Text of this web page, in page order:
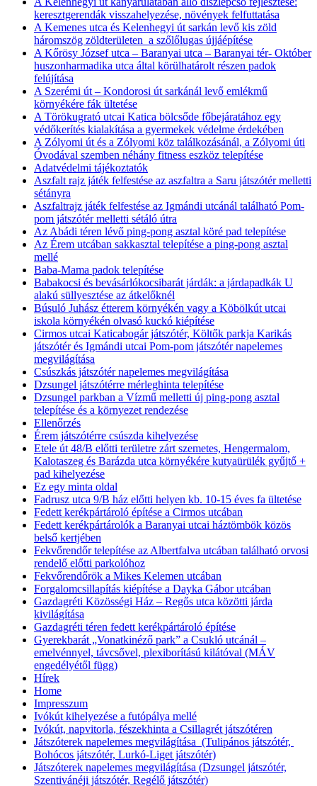
keresztgerendák visszahelyezése, növények felfuttatása
A Kemenes utca és Kelenhegyi út sarkán levő kis zöld
háromszög zöldterületen a szőlőlugas újjáépítése
A Kőrösy József utca – Baranyai utca – Baranyai tér- Október
huszonharmadika utca által körülhatárolt részen padok
felújítása
A Szerémi út – Kondorosi út sarkánál levő emlékmű
környékére fák ültetése
A Törökugrató utcai Katica bölcsőde főbejáratához egy
védőkerítés kialakítása a gyermekek védelme érdekében
A Zólyomi út és a Zólyomi köz találkozásánál, a Zólyomi úti
Óvodával szemben néhány fitness eszköz telepítése
Adatvédelmi tájékoztatók
Aszfalt rajz játék felfestése az aszfaltra a Saru játszótér melletti
sétányra
Aszfaltrajz játék felfestése az Igmándi utcánál található Pom-
pom játszótér melletti sétáló útra
Az Abádi téren lévő ping-pong asztal köré pad telepítése
Az Érem utcában sakkasztal telepítése a ping-pong asztal
mellé
Baba-Mama padok telepítése
Babakocsi és bevásárlókocsibarát járdák: a járdapadkák U
alakú süllyesztése az átkelőknél
Búsuló Juhász étterem környékén vagy a Köbölkút utcai
iskola környékén olvasó kuckó kiépítése
Cirmos utcai Katicabogár játszótér, Költők parkja Karikás
játszótér és Igmándi utcai Pom-pom játszótér napelemes
megvilágítása
Csúszkás játszótér napelemes megvilágítása
Dzsungel játszótérre mérleghinta telepítése
Dzsungel parkban a Vízmű melletti új ping-pong asztal
telepítése és a környezet rendezése
Ellenőrzés
Érem játszótérre csúszda kihelyezése
Etele út 48/B előtti területre zárt szemetes, Hengermalom,
Kalotaszeg és Barázda utca környékére kutyaürülék gyűjtő +
pad kihelyezése
Ez egy minta oldal
Fadrusz utca 9/B ház előtti helyen kb. 10-15 éves fa ültetése
Fedett kerékpártároló építése a Cirmos utcában
Fedett kerékpártárolók a Baranyai utcai háztömbök közös
belső kertjében
Fekvőrendőr telepítése az Albertfalva utcában található orvosi
rendelő előtti parkolóhoz
Fekvőrendőrök a Mikes Kelemen utcában
Forgalomcsillapítás kiépítése a Dayka Gábor utcában
Gazdagréti Közösségi Ház – Regős utca közötti járda
kivilágítása
Gazdagréti téren fedett kerékpártároló építése
Gyerekbarát „Vonatkinéző park” a Csukló utcánál –
emelvénnyel, távcsővel, plexiborítású kilátóval (MÁV
engedélyétől függ)
Hírek
Home
Impresszum
Ivókút kihelyezése a futópálya mellé
Ivókút, napvitorla, fészekhinta a Csillagrét játszótéren
Játszóterek napelemes megvilágítása (Tulipános játszótér,
Bohócos játszótér, Lurkó-Liget játszótér)
Játszóterek napelemes megvilágítása (Dzsungel játszótér,
Szentivánéji játszótér, Regélő játszótér)